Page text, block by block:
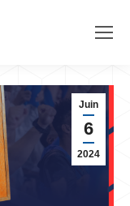
Juin
6
2024